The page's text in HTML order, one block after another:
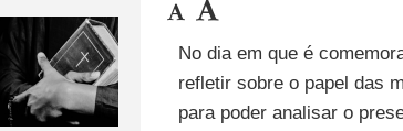
No dia em que é
refletir sobre o papel das
para poder analisar o